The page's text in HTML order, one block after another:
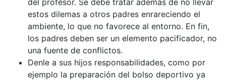
del profesor. Se debe tratar además de no llevar
estos dilemas a otros padres enrareciendo el
ambiente, lo que no favorece al entorno. En fin,
los padres deben ser un elemento pacificador, no
una fuente de conflictos.
Denle a sus hijos responsabilidades, como por
ejemplo la preparación del bolso deportivo ya